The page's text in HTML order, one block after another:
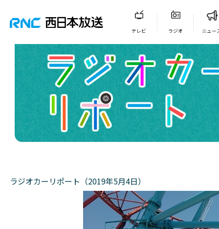
テレビ ラジオ ニュー
ラジオカーリポート（2019年5月4日）